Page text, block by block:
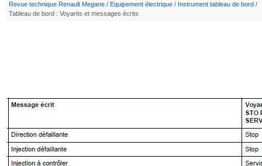
Revue technique Renault Megane / Equipement électrique / Instrument tableau de bord /
Tableau de bord : Voyants et messages écrits